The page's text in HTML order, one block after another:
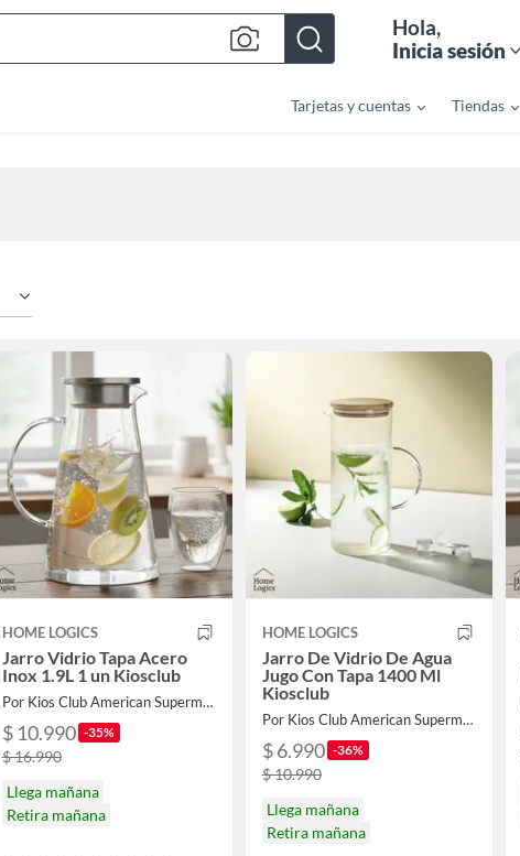
Bar
Hola,
Inicia sesión
Tarjetas y cuentas Tiendas
HOME LOGICS
Jarro Vidrio Tapa Acero
Inox 1.9L 1 un Kiosclub
Por Kios Club American Supermarket
$ 10.990 -35%
$ 16.990
Llega mañana
Retira mañana
HOME LOGICS
Jarro De Vidrio De Agua
Jugo Con Tapa 1400 Ml
Kiosclub
Por Kios Club American Supermarket
$ 6.990 -36%
$ 10.990
Llega mañana
Retira mañana